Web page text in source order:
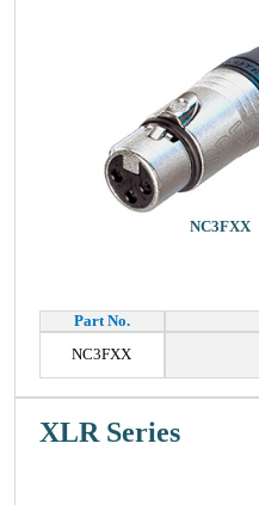
NC3FXX
Part No.
NC3FXX
XLR Series